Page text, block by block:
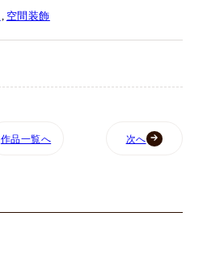
空間装飾
作品一覧へ 次へ